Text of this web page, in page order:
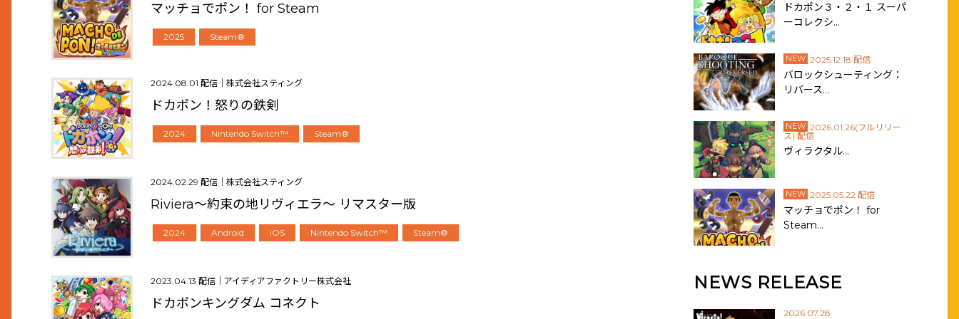
マッチョでポン！ for Steam
2025 Steam®
2024.08.01 配信｜株式会社スティング
ドカポン！怒りの鉄剣
2024 Nintendo Switch™ Steam®
2024.02.29 配信｜株式会社スティング
Riviera～約束の地リヴィエラ～ リマスター版
2024 Android iOS Nintendo Switch™ Steam®
2023.04.13 配信｜アイディアファクトリー株式会社
ドカポンキングダム コネクト
ドカポン３・２・１ スーパ
ーコレクシ…
NEW 2025.12.18 配信
バロックシューティング：
リバース…
NEW 2026.01.26(フルリリー
ス) 配信
ヴィラクタル…
NEW 2025.05.22 配信
マッチョでポン！ for
Steam…
NEWS RELEASE
2026.07.28